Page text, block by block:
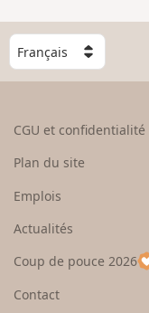
C
h
o
e
u
p
a
CGU et confidentialité
Plan du site
Emplois
Actualités
Coup de pouce 2026
Contact